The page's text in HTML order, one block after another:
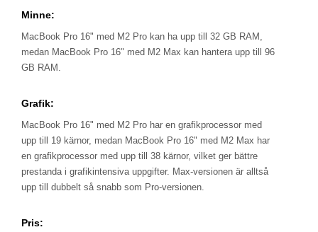
Minne:
MacBook Pro 16" med M2 Pro kan ha upp till 32 GB RAM,
medan MacBook Pro 16" med M2 Max kan hantera upp till 96
GB RAM.
Grafik:
MacBook Pro 16" med M2 Pro har en grafikprocessor med
upp till 19 kärnor, medan MacBook Pro 16" med M2 Max har
en grafikprocessor med upp till 38 kärnor, vilket ger bättre
prestanda i grafikintensiva uppgifter. Max-versionen är alltså
upp till dubbelt så snabb som Pro-versionen.
Pris: